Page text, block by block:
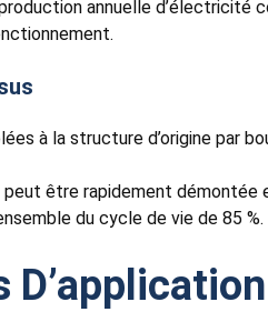
annuelle d’électricité
à la structure d’origine par
être rapidement démontée
du cycle de vie de 85 %.